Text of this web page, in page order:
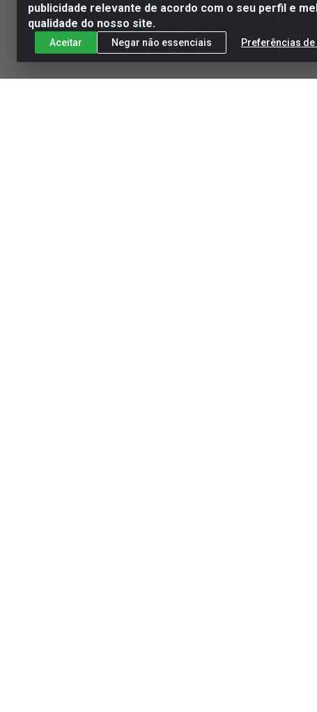
publicidade relevante de acordo com o seu perfil e
qualidade do nosso site.
Aceitar Negar não essenciais Preferências de